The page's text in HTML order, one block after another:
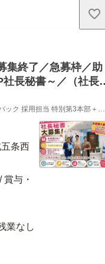
集終了／急募枠／助
長秘書～／（社長
働いてみましょ
ック 採用担当 特別第3本部＋管
条西
与・
業なし